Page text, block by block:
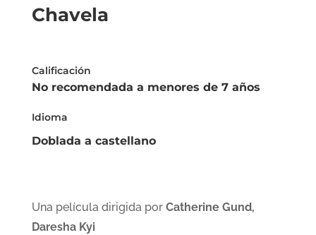
Chavela
Calificación
No recomendada a menores de 7 años
Idioma
Doblada a castellano
Una película dirigida por Catherine Gund,
Daresha Kyi